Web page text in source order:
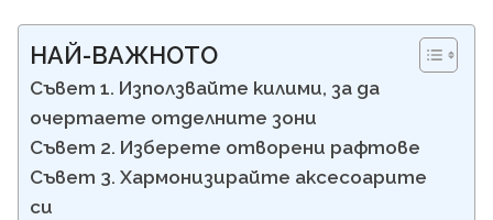
НАЙ-ВАЖНОТО
Съвет 1. Използвайте килими, за да
очертаете отделните зони
Съвет 2. Изберете отворени рафтове
Съвет 3. Хармонизирайте аксесоарите
си